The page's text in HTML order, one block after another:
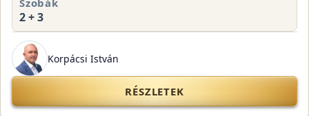
Szobák
2 + 3
Korpácsi István
RÉSZLETEK